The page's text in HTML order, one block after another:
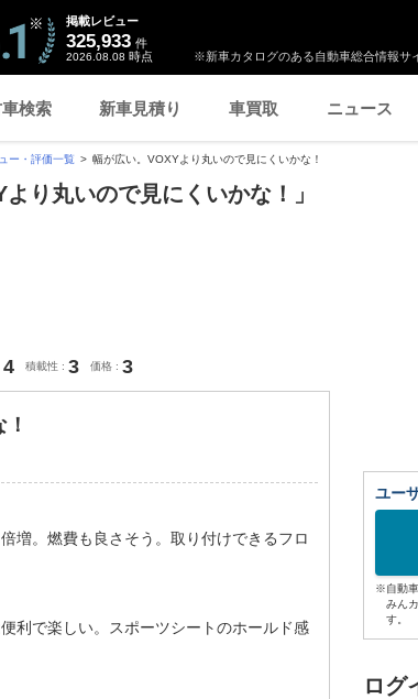
※新車カタログのある自動車総合情報サ
掲載レビュー
325,933 件
2026.08.08 時点
検索 新車見積り 車買取 ニュース
ー・評価一覧 幅が広い。VOXYより丸いので見にくいかな！
り丸いので見にくいかな！」
4 積載性 3 価格 3
増。燃費も良さそう。取り付けできるフロ
利で楽しい。スポーツシートのホールド感
ユー
※自動車
みん
す。
ログ